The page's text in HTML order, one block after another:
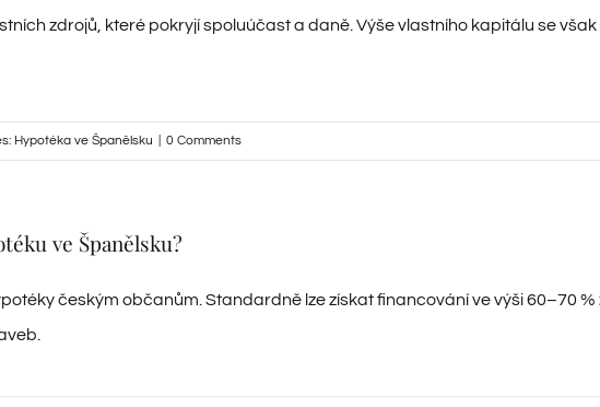
zdrojů, které pokryjí spoluúčast a daně. Výše vlastního kapitálu se
Hypotéka ve Španělsku 0 Comments
ve Španělsku?
českým občanům. Standardně lze získat financování ve výši 60–70 %